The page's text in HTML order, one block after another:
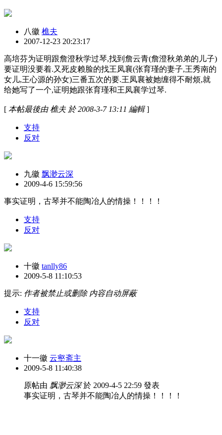
八徽 樵夫
2007-12-23 20:23:17
高培芬为证明跟詹澄秋学过琴,找到詹云青(詹澄秋弟弟的儿子)
要证明没要着.又死皮赖脸的找王凤襄(张育瑾的妻子,王秀南的
女儿,王心源的孙女)三番五次的要.王凤襄被她缠得不耐烦,就
给她写了一个,证明她跟张育瑾和王凤襄学过琴.
[ 本帖最後由 樵夫 於 2008-3-7 13:11 編輯]
支持
反对
九徽 飘渺云深
2009-4-6 15:59:56
事实证明，古琴并不能陶冶人的情操！！！！
支持
反对
十徽 tanlly86
2009-5-8 11:10:53
提示: 作者被禁止或删除 内容自动屏蔽
支持
反对
十一徽 云壑斋主
2009-5-8 11:40:38
原帖由 飘渺云深於 2009-4-5 22:59 發表
事实证明，古琴并不能陶冶人的情操！！！！